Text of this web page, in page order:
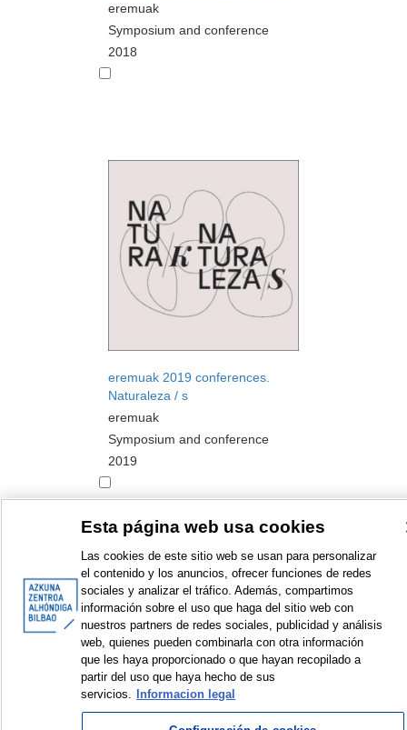
eremuak
Symposium and conference
2018
eremuak 2019 conferences.
Naturaleza / s
eremuak
Symposium and conference
2019
< Items sorted by: 1 to 2 of 2 >
© Azkuna Zentroa - Alhóndiga Bilbao
Esta página web usa cookies
Las cookies de este sitio web se usan para personalizar
el contenido y los anuncios, ofrecer funciones de redes
sociales y analizar el tráfico. Además, compartimos
información sobre el uso que haga del sitio web con
nuestros partners de redes sociales, publicidad y análisis
web, quienes pueden combinarla con otra información
que les haya proporcionado o que hayan recopilado a
partir del uso que haya hecho de sus
servicios.
Informacion legal